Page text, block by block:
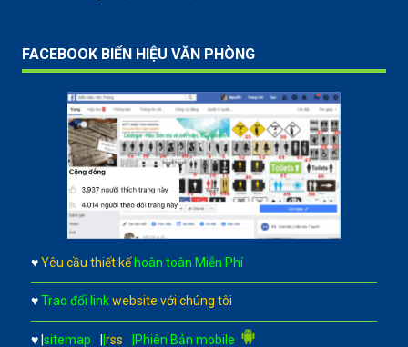
FACEBOOK BIỂN HIỆU VĂN PHÒNG
♥ Yêu cầu thiết kếhoàn toàn Miễn Phí
♥ Trao đổi link website với chúng tôi
♥ |sitemap |rss |Phiên Bản mobile